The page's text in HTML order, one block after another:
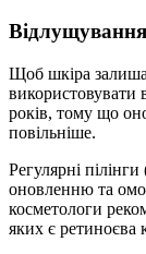
Відлущування
Щоб шкіра
використовувати
років, тому що
повільніше.
Регулярні
оновленню та
косметологи
яких є ретиноєва